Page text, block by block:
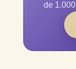
de